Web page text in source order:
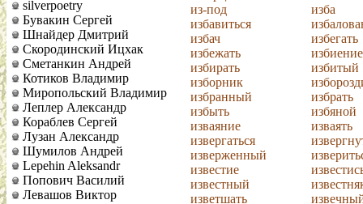
silverpoetry
Бувакин Сергей
Шнайдер Дмитрий
Скородинский Ицхак
Сметанкин Андрей
Котиков Владимир
Миропольский Владимир
Леплер Александр
Кораблев Сергей
Лузан Александр
Шумилов Андрей
Lepehin Aleksandr
Попович Василий
Левашов Виктор
из-под
изба
избавиться
избач
избегать
избежать
избиение
избирать
избитый
изборник
избранный
избрать
избыть
избяной
изваяние
изваять
извергаться
изверженный
известие
известный
изветшать